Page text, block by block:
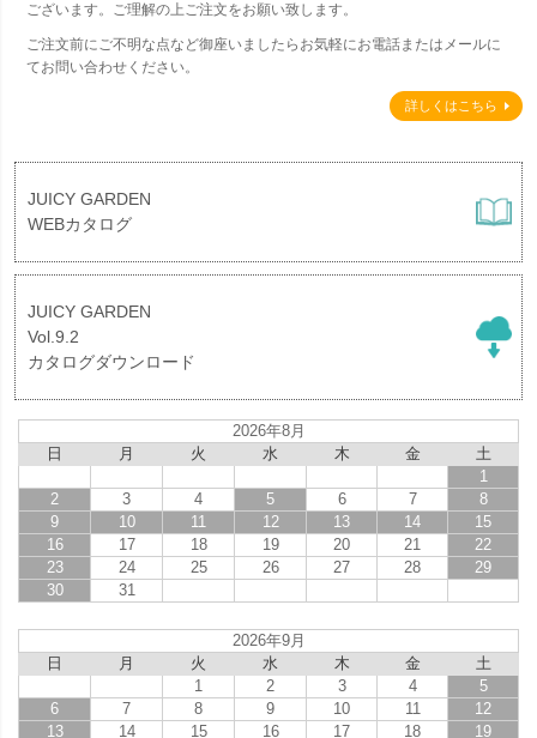
ございます。ご理解の上ご注文をお願い致します。
ご注文前にご不明な点など御座いましたらお気軽にお電話またはメールに
てお問い合わせください。
詳しくはこちら
JUICY GARDEN
WEBカタログ
JUICY GARDEN
Vol.9.2
カタログダウンロード
2026年8月
日
月 火 水 木 金
土
1
2
3 4 5 6 7
8
9
10 11 12 13 14
15
16
17 18 19 20 21
22
23
24 25 26 27 28
29
30
31
2026年9月
日
月 火 水 木 金
土
1
2 3 4
5
6
7 8 9 10 11
12
13
14 15 16 17 18 19